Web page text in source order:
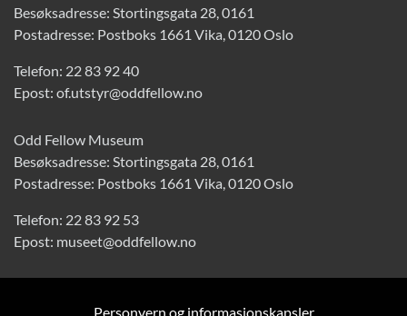
Besøksadresse: Stortingsgata 28, 0161
Postadresse: Postboks 1661 Vika, 0120 Oslo
Telefon: 22 83 92 40
Epost: of.utstyr@oddfellow.no
Odd Fellow Museum
Besøksadresse: Stortingsgata 28, 0161
Postadresse: Postboks 1661 Vika, 0120 Oslo
Telefon: 22 83 92 53
Epost: museet@oddfellow.no
Personvern og informasjonskapsler